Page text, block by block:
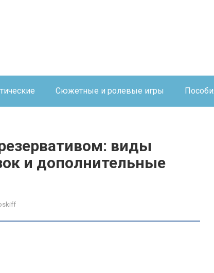
Сюжетные и ролевые игры
виды
и дополнительные